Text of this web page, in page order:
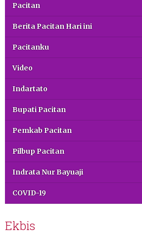
Pacitan
Berita Pacitan Hari ini
Pacitanku
Video
Indartato
Bupati Pacitan
Pemkab Pacitan
Pilbup Pacitan
Indrata Nur Bayuaji
COVID-19
Ekbis